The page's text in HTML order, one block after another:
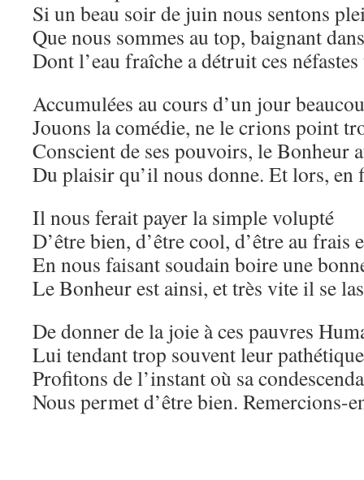
Si un beau soir de juin nous sentons
Que nous sommes au top, baignant
Dont l’eau fraîche a détruit ces
Accumulées au cours d’un jour
Jouons la comédie, ne le crions point
Conscient de ses pouvoirs, le Bonheur
Du plaisir qu’il nous donne. Et lors, en
Il nous ferait payer la simple volupté
D’être bien, d’être cool, d’être au frais
En nous faisant soudain boire une
Le Bonheur est ainsi, et très vite il se
De donner de la joie à ces pauvres
Lui tendant trop souvent leur
Profitons de l’instant où sa
Nous permet d’être bien. Remercions-